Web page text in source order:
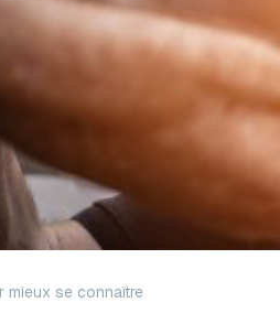
mieux se connaître